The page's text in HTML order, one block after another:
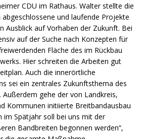
CDU im Rathaus. Walter stellte die
und laufende Projekte
Ausblick auf Vorhaben der Zukunft. Bei
auf der Suche nach Konzepten für
Fläche des im Rückbau
Hier schreiten die Arbeiten gut
Auch die innerörtliche
sei ein zentrales Zukunftsthema des
gehe der von Landkreis,
Kommunen initiierte Breitbandausbau
im Spätjahr soll bei uns mit der
Bandbreiten begonnen werden“,